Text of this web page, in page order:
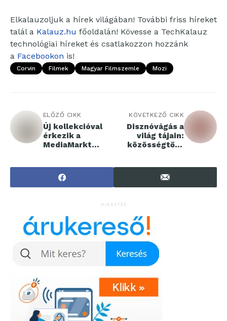
Elkalauzoljuk a hírek világában! További friss híreket
talál a Kalauz.hu főoldalán! Kövesse a TechKalauz
technológiai híreket és csatlakozzon hozzánk
a Facebookon is!
Corvin Filmek Magyar Filmszemle Mozi
ELŐZŐ CIKK
Új kollekcióval
érkezik a
MediaMarkt
Williams
KÖVETKEZŐ CIKK
Disznóvágás a
világ tájain:
közösségtől a
HIRDETÉS